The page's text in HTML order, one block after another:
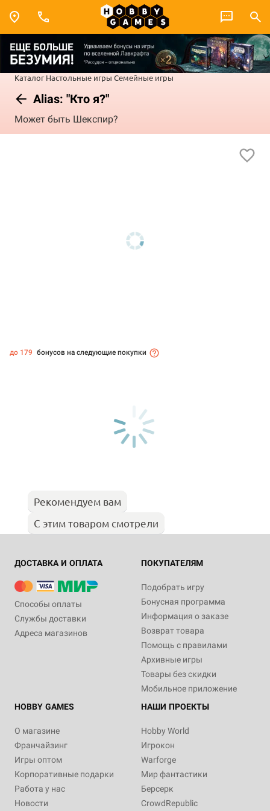
Каталог Настольные игры Семейные игры
Alias: "Кто я?"
Может быть Шекспир?
до 179 бонусов на следующие покупки
Рекомендуем вам
С этим товаром смотрели
ДОСТАВКА И ОПЛАТА
Способы оплаты
Службы доставки
Адреса магазинов
ПОКУПАТЕЛЯМ
Подобрать игру
Бонусная программа
Информация о заказе
Возврат товара
Помощь с правилами
Архивные игры
Товары без скидки
Мобильное приложение
HOBBY GAMES
О магазине
Франчайзинг
Игры оптом
Корпоративные подарки
Работа у нас
Новости
НАШИ ПРОЕКТЫ
Hobby World
Игрокон
Warforge
Мир фантастики
Берсерк
CrowdRepublic